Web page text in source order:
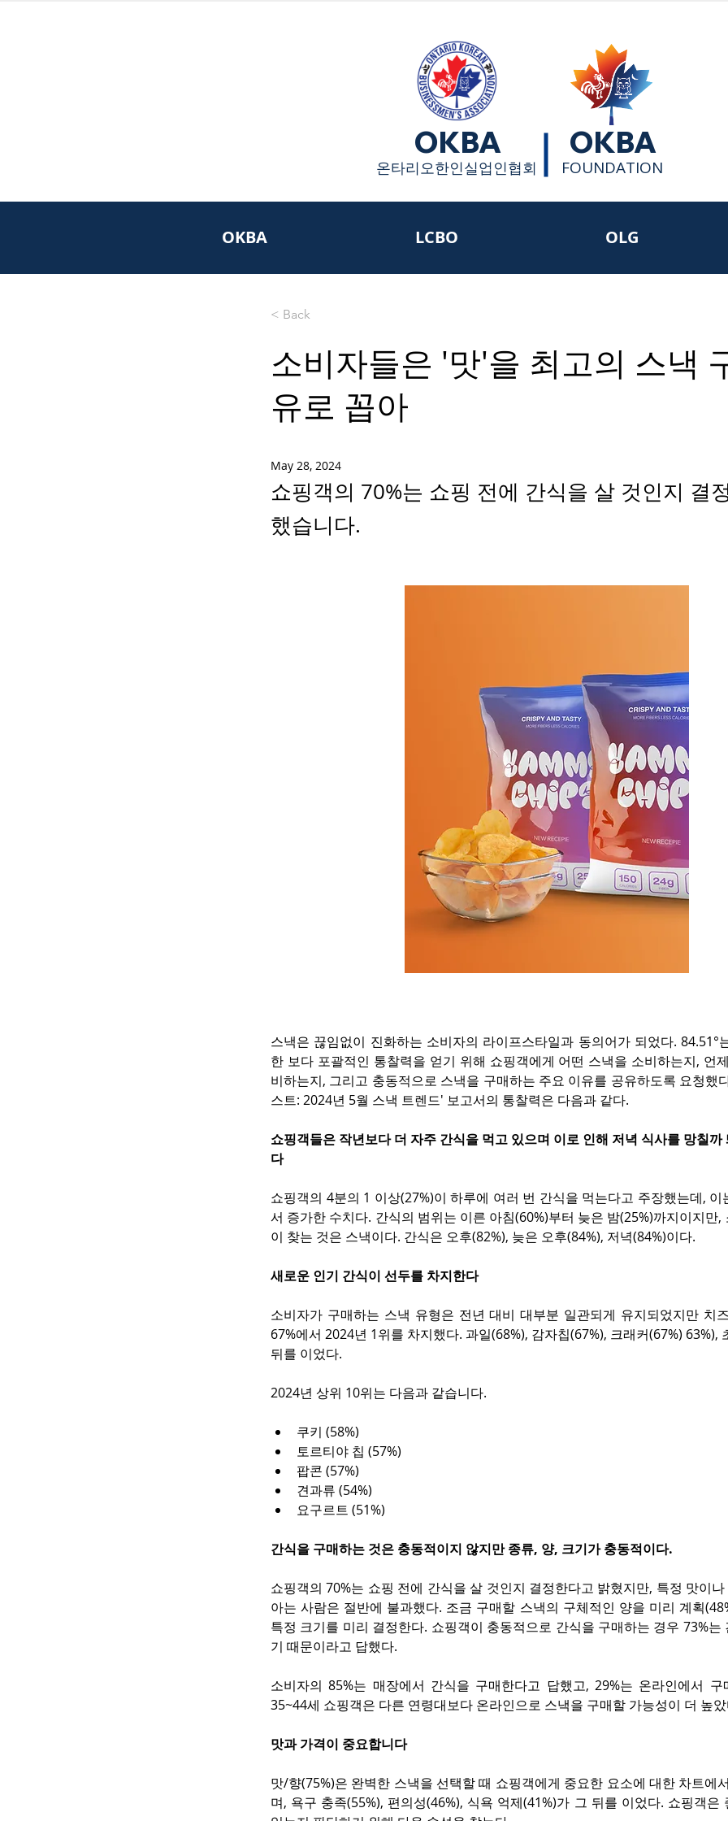
OKBA
​온타리오한인실업인협회
OKBA
FOUNDATION
OKBA LCBO OLG
< Back
소비자들은 '맛'을 최고의 스낵
유로 꼽아
May 28, 2024
쇼핑객의 70%는 쇼핑 전에 간식을 살 것인지 결
했습니다.
스낵은 끊임없이 진화하는 소비자의 라이프스타일과 동의어가 되었다. 84.51°
한 보다 포괄적인 통찰력을 얻기 위해 쇼핑객에게 어떤 스낵을 소비하는지, 언
비하는지, 그리고 충동적으로 스낵을 구매하는 주요 이유를 공유하도록 요청했
스트: 2024년 5월 스낵 트렌드' 보고서의 통찰력은 다음과 같다.
쇼핑객들은 작년보다 더 자주 간식을 먹고 있으며 이로 인해 저녁 식사를 망칠까
다
쇼핑객의 4분의 1 이상(27%)이 하루에 여러 번 간식을 먹는다고 주장했는데, 이
서 증가한 수치다. 간식의 범위는 이른 아침(60%)부터 늦은 밤(25%)까지이지만,
이 찾는 것은 스낵이다. 간식은 오후(82%), 늦은 오후(84%), 저녁(84%)이다.
새로운 인기 간식이 선두를 차지한다
소비자가 구매하는 스낵 유형은 전년 대비 대부분 일관되게 유지되었지만 치
67%에서 2024년 1위를 차지했다. 과일(68%), 감자칩(67%), 크래커(67%) 63%),
뒤를 이었다.
2024년 상위 10위는 다음과 같습니다.
쿠키 (58%)
토르티야 칩 (57%)
팝콘 (57%)
견과류 (54%)
요구르트 (51%)
간식을 구매하는 것은 충동적이지 않지만 종류, 양, 크기가 충동적이다.
쇼핑객의 70%는 쇼핑 전에 간식을 살 것인지 결정한다고 밝혔지만, 특정 맛이
아는 사람은 절반에 불과했다. 조금 구매할 스낵의 구체적인 양을 미리 계획
특정 크기를 미리 결정한다. 쇼핑객이 충동적으로 간식을 구매하는 경우 73%는
기 때문이라고 답했다.
소비자의 85%는 매장에서 간식을 구매한다고 답했고, 29%는 온라인에서 구
35~44세 쇼핑객은 다른 연령대보다 온라인으로 스낵을 구매할 가능성이 더 높
맛과 가격이 중요합니다
맛/향(75%)은 완벽한 스낵을 선택할 때 쇼핑객에게 중요한 요소에 대한 차트에
며, 욕구 충족(55%), 편의성(46%), 식욕 억제(41%)가 그 뒤를 이었다. 쇼핑객은